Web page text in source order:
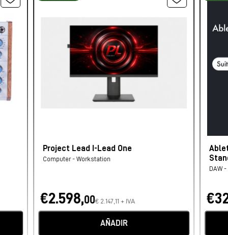
Project Lead I-Lead One
Computer - Workstation
€2.598,00€ 2.147,11 + IVA
AÑADIR
DAW